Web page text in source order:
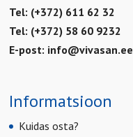
Tel: (+372) 611 62 32
Tel: (+372) 58 60 9232
E-post: info@vivasan.ee
Informatsioon
Kuidas osta?